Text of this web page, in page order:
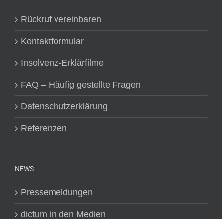
Rückruf vereinbaren
Kontaktformular
Insolvenz-Erklärfilme
FAQ – Häufig gestellte Fragen
Datenschutzerklärung
Referenzen
NEWS
Pressemeldungen
dictum in den Medien